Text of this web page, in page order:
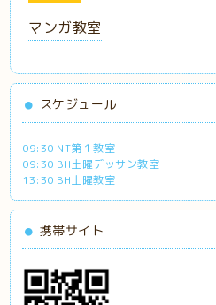
マンガ教室
スケジュール
09:30 NT第１教室
09:30 BH土曜デッサン教室
13:30 BH土曜教室
携帯サイト